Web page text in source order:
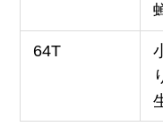
64T